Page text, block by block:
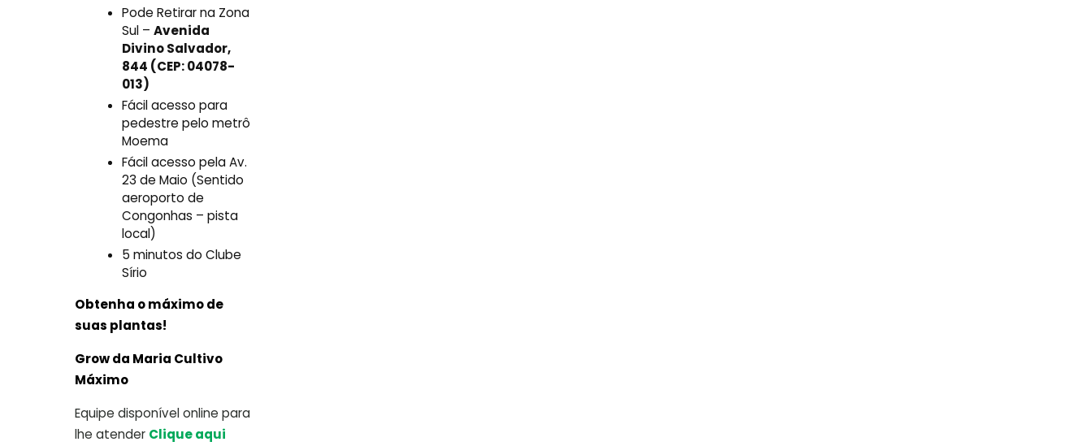
Pode Retirar na Zona
Sul –Avenida
Divino Salvador,
844 (CEP: 04078-
013)
Fácil acesso para
pedestre pelo metrô
Moema
Fácil acesso pela Av.
23 de Maio (Sentido
aeroporto de
Congonhas – pista
local)
5 minutos do Clube
Sírio
Obtenha o máximo de
suas plantas!
Grow da Maria Cultivo
Máximo
Equipe disponível online para
lhe atender Clique aqui